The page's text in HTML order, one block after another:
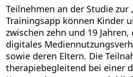
Teilnehmen an der Studie zur
Trainingsapp können Kinder
zwischen zehn und 19
digitales
sowie deren Eltern. Die
therapiebegleitend bei einer